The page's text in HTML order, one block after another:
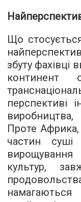
Що
збуту
континент
перспективі
Проте Африка,
частин
культур,